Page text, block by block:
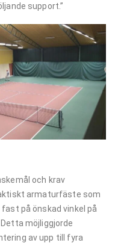
support.”
och krav
armaturfäste som
på önskad vinkel på
möjliggjorde
av upp till fyra